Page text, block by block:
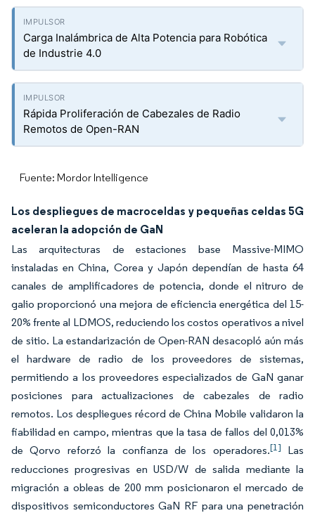
Carga Inalámbrica de Alta Potencia para Robótica
de Industrie 4.0
Rápida Proliferación de Cabezales de Radio
Remotos de Open-RAN
Fuente: Mordor Intelligence
Los despliegues de macroceldas y pequeñas celdas 5G
aceleran la adopción de GaN
Las arquitecturas de estaciones base Massive-MIMO
instaladas en China, Corea y Japón dependían de hasta 64
canales de amplificadores de potencia, donde el nitruro de
galio proporcionó una mejora de eficiencia energética del 15-
20% frente al LDMOS, reduciendo los costos operativos a nivel
de sitio. La estandarización de Open-RAN desacopló aún más
el hardware de radio de los proveedores de sistemas,
permitiendo a los proveedores especializados de GaN ganar
posiciones para actualizaciones de cabezales de radio
remotos. Los despliegues récord de China Mobile validaron la
fiabilidad en campo, mientras que la tasa de fallos del 0,013%
de Qorvo reforzó la confianza de los operadores.[1] Las
reducciones progresivas en USD/W de salida mediante la
migración a obleas de 200 mm posicionaron el mercado de
dispositivos semiconductores GaN RF para una penetración